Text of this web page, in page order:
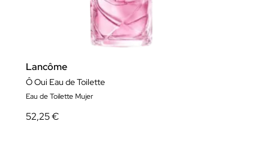
Lancôme
Ô Oui Eau de Toilette
Eau de Toilette Mujer
52,25 €